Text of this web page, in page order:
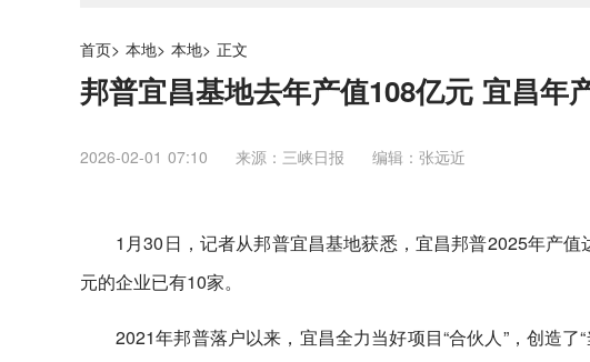
首页> 本地> 本地> 正文
邦普宜昌基地去年产值108亿元 宜昌年
2026-02-01 07:10 来源：三峡日报 编辑：张远近
1月30日，记者从邦普宜昌基地获悉，宜昌邦普2025年产
元的企业已有10家。
2021年邦普落户以来，宜昌全力当好项目“合伙人”，创造